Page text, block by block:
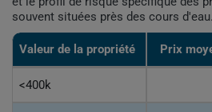
souvent situées près des cours d'eau.
Valeur de la propriété Prix
<400k